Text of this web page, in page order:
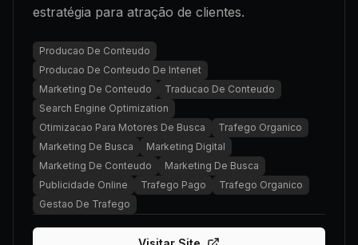
estratégia para atração de clientes.
Producao De Conteudo
Producao De Conteudo De Intenet
Marketing De Conteudo
Traducao De Conteudo
Search Engine Optimization
Otimizacao Para Motores De Busca
Trafego Organico
Marketing De Busca
Marketing Digital
Marketing De Conteudo
Marketing De Busca
Publicidade Online
Trafego Pago
Trafego Organico
Gestao De Trafego